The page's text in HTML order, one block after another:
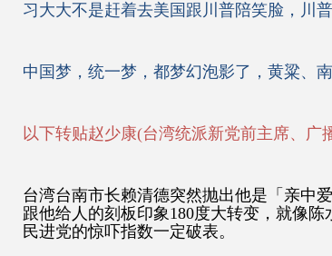
习大大不是赶着去美国跟川普陪笑脸，川
中国梦，统一梦，都梦幻泡影了，黄粱、南
以下转贴赵少康(台湾统派新党前主席、广
台湾台南市长赖清德突然抛出他是「亲中
跟他给人的刻板印象180度大转变，就像陈
民进党的惊吓指数一定破表。